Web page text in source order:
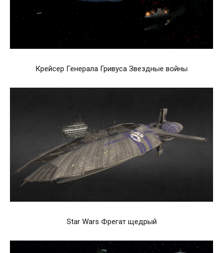
Крейсер Генерала Гривуса Звездные войны
Star Wars Фрегат щедрый